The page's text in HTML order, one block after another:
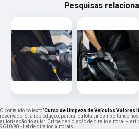
Pesquisas
‹
O conteúdo do texto "Curso de Limpeza de Veículos Valores
reservado. Sua reprodução, parcial ou total, mesmo citando
autorização do autor. Crime de violação de direito autoral –
9610/98 - Lei de direitos autorais